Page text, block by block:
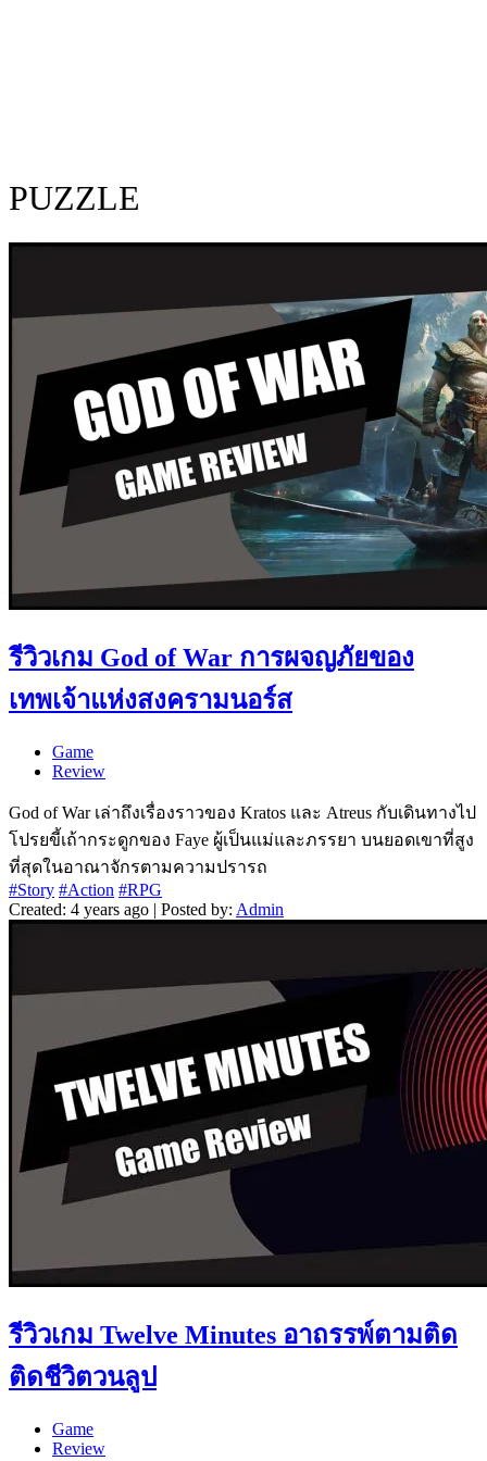
PUZZLE
รีวิวเกม God of War การผจญภัยของ
เทพเจ้าแห่งสงครามนอร์ส
Game
Review
God of War เล่าถึงเรื่องราวของ Kratos และ Atreus กับเดินทางไป
โปรยขี้เถ้ากระดูกของ Faye ผู้เป็นแม่และภรรยา บนยอดเขาที่สูง
ที่สุดในอาณาจักรตามความปรารถ
#Story #Action #RPG
Created: 4 years ago | Posted by: Admin
รีวิวเกม Twelve Minutes อาถรรพ์ตามติด
ติดชีวิตวนลูป
Game
Review